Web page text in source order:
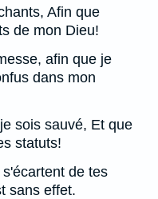
Afin que
de mon Dieu!
afin que je
dans mon
sois sauvé, Et que
statuts!
de tes
sans effet.